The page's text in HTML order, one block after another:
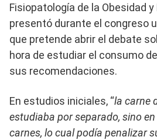
Fisiopatología de la Obesidad
presentó durante el congreso
que pretende abrir el debate
hora de estudiar el consumo
sus recomendaciones.
En estudios iniciales, “la carne
estudiaba por separado, sino
carnes, lo cual podía penalizar